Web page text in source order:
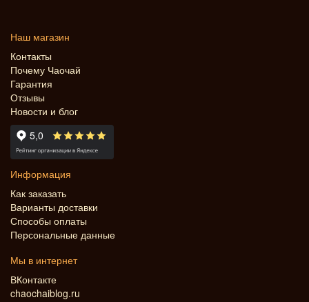
Наш магазин
Контакты
Почему Чаочай
Гарантия
Отзывы
Новости и блог
Информация
Как заказать
Варианты доставки
Способы оплаты
Персональные данные
Мы в интернет
ВКонтакте
chaochaiblog.ru